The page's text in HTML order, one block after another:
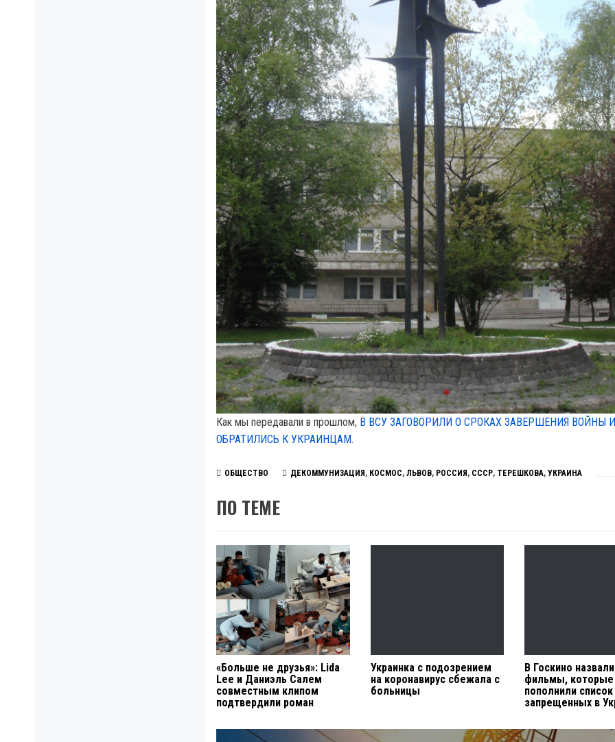
Как мы передавали в прошлом, В ВСУ ЗАГОВОРИЛИ О СРОКАХ ЗАВЕРШЕНИЯ ВОЙНЫ И
ОБРАТИЛИСЬ К УКРАИНЦАМ.
ОБЩЕСТВО ДЕКОММУНИЗАЦИЯ , КОСМОС, ЛЬВОВ, РОССИЯ , СССР, ТЕРЕШКОВА, УКРАИНА
ПО ТЕМЕ
«Больше не друзья»: Lida
Lee и Даниэль Салем
совместным клипом
подтвердили роман
Украинка с подозрением
на коронавирус сбежала с
больницы
В Госкино назвали
фильмы, которые
пополнили список
запрещенных в